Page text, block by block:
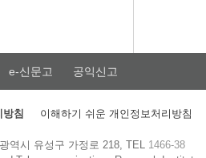
e-신문고 공익신고
침 이해하기 쉬운 개인정보처리방침
역시 유성구 가정로 218, TEL 1466-38